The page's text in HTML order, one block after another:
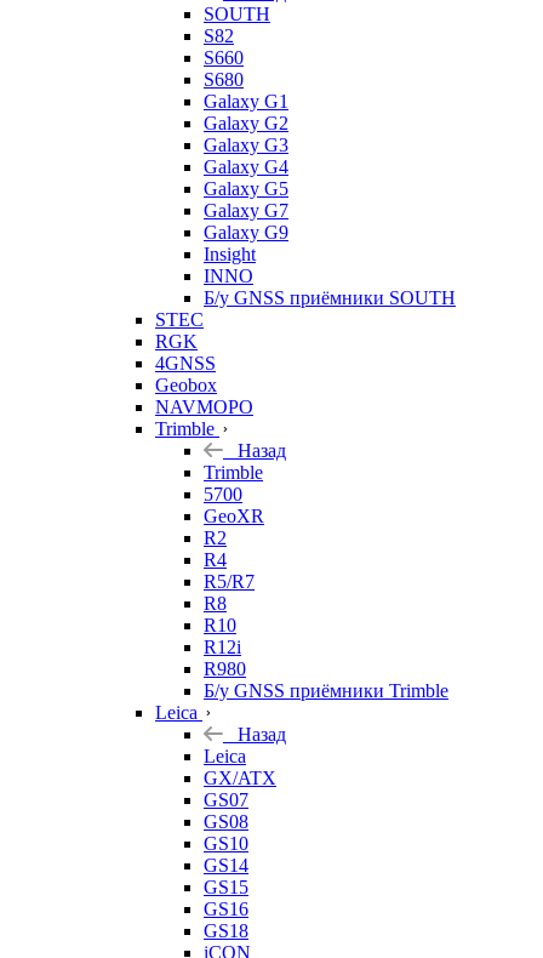
SOUTH
S82
S660
S680
Galaxy G1
Galaxy G2
Galaxy G3
Galaxy G4
Galaxy G5
Galaxy G7
Galaxy G9
Insight
INNO
Б/у GNSS приёмники SOUTH
STEC
RGK
4GNSS
Geobox
NAVMOPO
Trimble
Назад
Trimble
5700
GeoXR
R2
R4
R5/R7
R8
R10
R12i
R980
Б/у GNSS приёмники Trimble
Leica
Назад
Leica
GX/ATX
GS07
GS08
GS10
GS14
GS15
GS16
GS18
iCON